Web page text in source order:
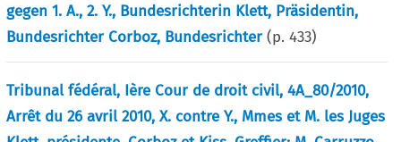
gegen 1. A., 2. Y., Bundesrichterin Klett, Präsidentin,
Bundesrichter Corboz, Bundesrichter(p.433)
Tribunal fédéral, Ière Cour de droit civil, 4A_80/2010,
Arrêt du 26 avril 2010, X. contre Y., Mmes et M. les Juges